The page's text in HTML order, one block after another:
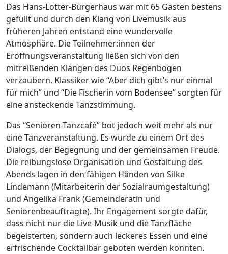
Das Hans-Lotter-Bürgerhaus war mit 65 Gästen bestens
gefüllt und durch den Klang von Livemusik aus
früheren Jahren entstand eine wundervolle
Atmosphäre. Die Teilnehmer:innen der
Eröffnungsveranstaltung ließen sich von den
mitreißenden Klängen des Duos Regenbogen
verzaubern. Klassiker wie “Aber dich gibt’s nur einmal
für mich” und “Die Fischerin vom Bodensee” sorgten für
eine ansteckende Tanzstimmung.
Das “Senioren-Tanzcafé” bot jedoch weit mehr als nur
eine Tanzveranstaltung. Es wurde zu einem Ort des
Dialogs, der Begegnung und der gemeinsamen Freude.
Die reibungslose Organisation und Gestaltung des
Abends lagen in den fähigen Händen von Silke
Lindemann (Mitarbeiterin der Sozialraumgestaltung)
und Angelika Frank (Gemeinderätin und
Seniorenbeauftragte). Ihr Engagement sorgte dafür,
dass nicht nur die Live-Musik und die Tanzfläche
begeisterten, sondern auch leckeres Essen und eine
erfrischende Cocktailbar geboten werden konnten.